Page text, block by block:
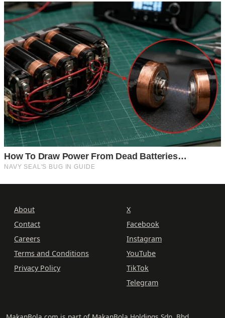
About
Contact
Careers
Terms and Conditions
Privacy Policy
X
Facebook
Instagram
YouTube
TikTok
Telegram